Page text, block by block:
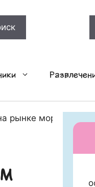
рынке мороженого